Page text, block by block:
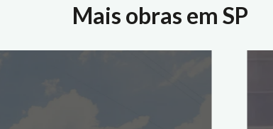
Mais obras em SP